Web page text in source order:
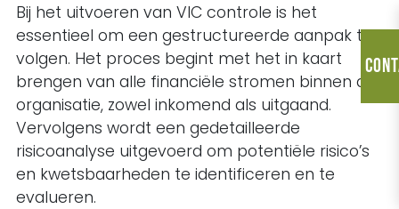
Bij het uitvoeren van VIC controle is het
essentieel om een gestructureerde aanpak te
volgen. Het proces begint met het in kaart
brengen van alle financiële stromen binnen de
organisatie, zowel inkomend als uitgaand.
Vervolgens wordt een gedetailleerde
risicoanalyse uitgevoerd om potentiële risico’s
en kwetsbaarheden te identificeren en te
evalueren.